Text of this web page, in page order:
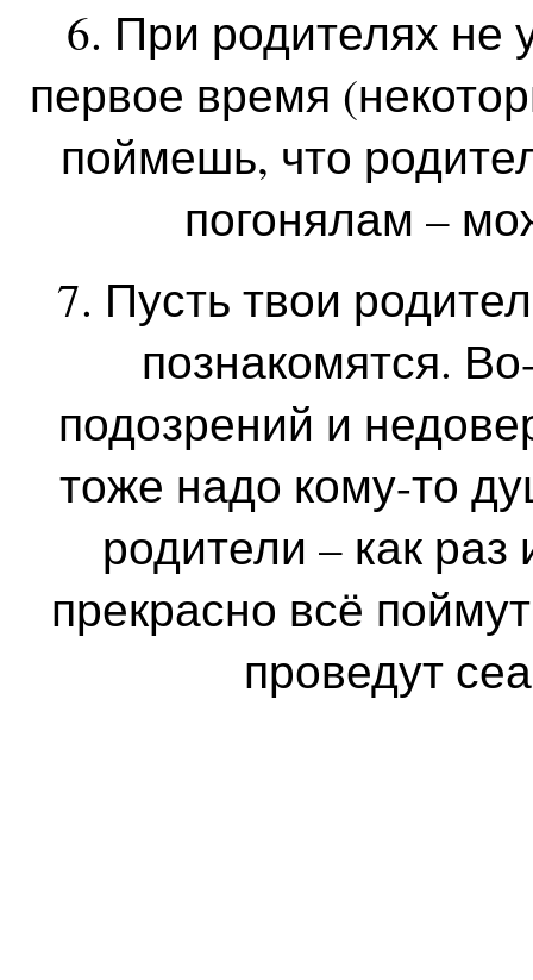
6. При родителях не
первое время
поймешь, что
погонялам –
7. Пусть твои
познакомятся.
подозрений и
тоже надо кому-то
родители – как
прекрасно всё
проведут